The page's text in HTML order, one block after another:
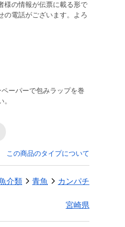
様の情報が伝票に載る形で
の電話がございます。よろ
ーパーで包みラップを巻
この商品のタイプについて
介類 青魚 カンパチ
宮崎県